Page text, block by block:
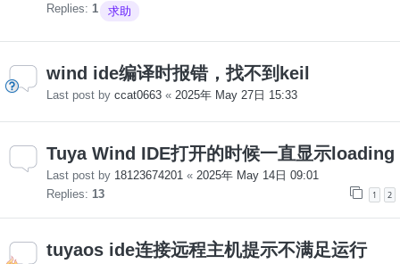
Replies: 1 求助
wind ide编译时报错，找不到keil
Last post by ccat0663 « 2025年 May 27日 15:33
Tuya Wind IDE打开的时候一直显示loading
Last post by 18123674201 « 2025年 May 14日 09:01
Replies: 13 1 2
tuyaos ide连接远程主机提示不满足运行